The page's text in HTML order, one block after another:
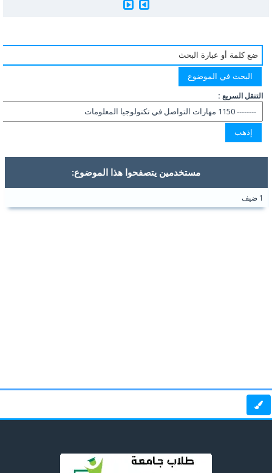
التنقل السريع :
مستخدمين يتصفحوا هذا الموضوع: